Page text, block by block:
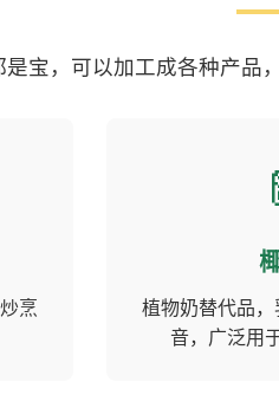
宝，可以加工成各种产品
烹
植物奶替代品
音，广泛用